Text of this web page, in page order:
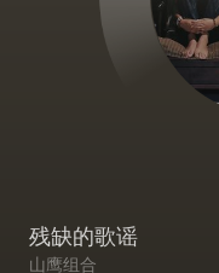
残缺的歌谣
山鹰组合